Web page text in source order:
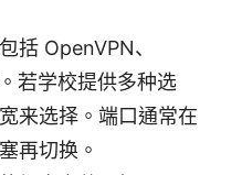
括 OpenVPN、
若学校提供多种选
来选择。端口通常在
再切换。